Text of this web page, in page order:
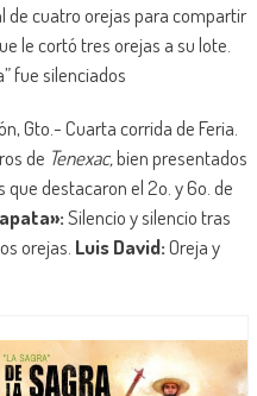
de cuatro orejas para compartir
le cortó tres orejas a su lote.
fue silenciados
Gto.- Cuarta corrida de Feria.
de Tenexac,bien presentados
que destacaron el 2o. y 6o. de
Silencio y silencio tras
orejas. Luis David:Oreja y